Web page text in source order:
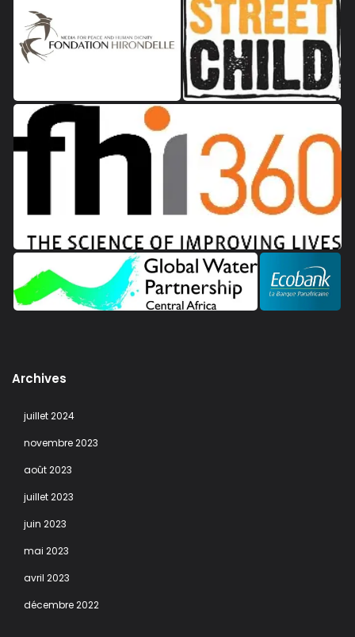
Archives
juillet 2024
novembre 2023
août 2023
juillet 2023
juin 2023
mai 2023
avril 2023
décembre 2022